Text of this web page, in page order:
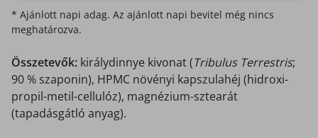
* Ajánlott napi adag. Az ajánlott napi bevitel még nincs
meghatározva.
Összetevők: királydinnye kivonat (Tribulus Terrestris;
90 % szaponin), HPMC növényi kapszulahéj (hidroxi-
propil-metil-cellulóz), magnézium-sztearát
(tapadásgátló anyag).